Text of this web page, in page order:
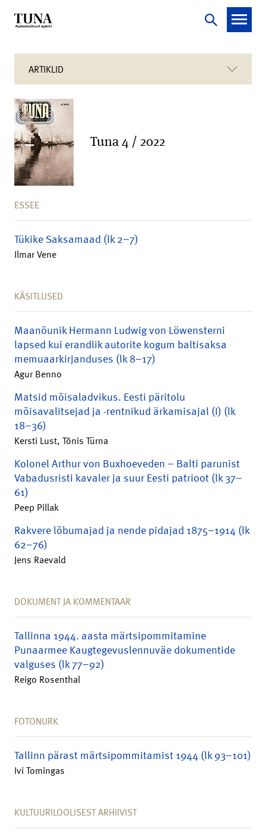
ARTIKLID
Tuna 4 / 2022
ESSEE
Tükike Saksamaad (lk 2–7)
Ilmar Vene
KÄSITLUSED
Maanõunik Hermann Ludwig von Löwensterni
lapsed kui erandlik autorite kogum baltisaksa
memuaarkirjanduses (lk 8–17)
Agur Benno
Matsid mõisaladvikus. Eesti päritolu
mõisavalitsejad ja -rentnikud ärkamisajal (I) (lk
18–36)
Kersti Lust, Tõnis Türna
Kolonel Arthur von Buxhoeveden – Balti parunist
Vabadusristi kavaler ja suur Eesti patrioot (lk 37–
61)
Peep Pillak
Rakvere lõbumajad ja nende pidajad 1875–1914 (lk
62–76)
Jens Raevald
DOKUMENT JA KOMMENTAAR
Tallinna 1944. aasta märtsipommitamine
Punaarmee Kaugtegevuslennuväe dokumentide
valguses (lk 77–92)
Reigo Rosenthal
FOTONURK
Tallinn pärast märtsipommitamist 1944 (lk 93–101)
Ivi Tomingas
KULTUURILOOLISEST ARHIIVIST